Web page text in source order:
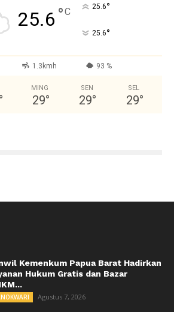
25.6 °C 25.6°
25.6°
1.3kmh 93 %
°
MING
29°
SEN
29°
SEL
29°
Kemenkum Papua Barat Hadirkan
Hukum Gratis dan Bazar
Agustus 7, 2026